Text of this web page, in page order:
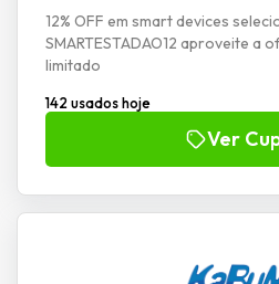
12% OFF em smart devices
SMARTESTADAO12 aproveite a
limitado
142 usados hoje
Ver